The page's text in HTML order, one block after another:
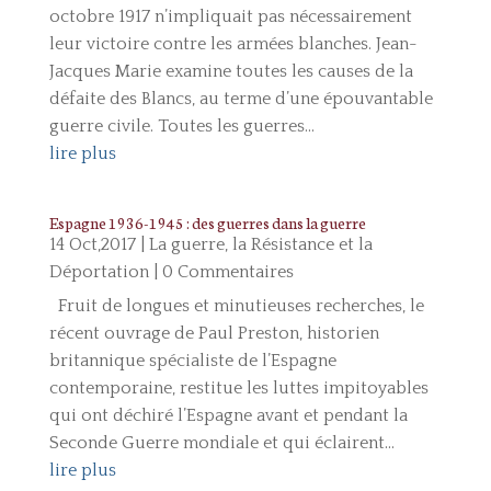
octobre 1917 n’impliquait pas nécessairement
leur victoire contre les armées blanches. Jean-
Jacques Marie examine toutes les causes de la
défaite des Blancs, au terme d’une épouvantable
guerre civile. Toutes les guerres...
lire plus
Espagne 1936-1945 : des guerres dans la guerre
14 Oct,2017| La guerre, la Résistance et la
Déportation| 0 Commentaires
Fruit de longues et minutieuses recherches, le
récent ouvrage de Paul Preston, historien
britannique spécialiste de l’Espagne
contemporaine, restitue les luttes impitoyables
qui ont déchiré l’Espagne avant et pendant la
Seconde Guerre mondiale et qui éclairent...
lire plus